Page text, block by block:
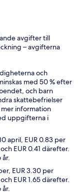
avgifter till
– avgifterna
och
med 50 % efter
och barn
skattebefrielser
mer information
uppgifterna i
april, EUR 0.83 per
EUR 0.41 därefter.
EUR 3.30 per
EUR 1.65 därefter.